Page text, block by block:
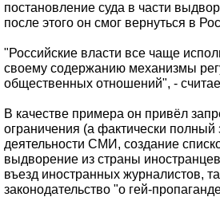
постановление суда в части
после этого он смог вернуться в
"Российские власти все чаще
своему содержанию механизмы
общественных отношений", -
В качестве примера он привёл
ограничения (а фактически полный
деятельности СМИ, создание
выдворение из страны
въезд иностранных журналистов,
законодательство "о гей-